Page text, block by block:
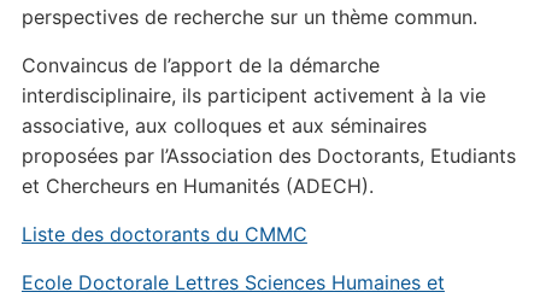
perspectives de recherche sur un thème commun.
Convaincus de l’apport de la démarche
interdisciplinaire, ils participent activement à la vie
associative, aux colloques et aux séminaires
proposées par l’Association des Doctorants, Etudiants
et Chercheurs en Humanités (ADECH).
Liste des doctorants du CMMC
Ecole Doctorale Lettres Sciences Humaines et